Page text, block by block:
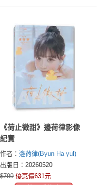
《荷止微甜》邊荷律影像
紀實
作者： 邊荷律(Byun Ha yul)
出版日：20260520
$799 優惠價631元